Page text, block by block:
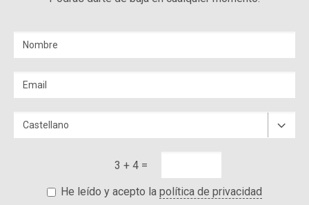
3 + 4 =
He leído y acepto la política de privacidad